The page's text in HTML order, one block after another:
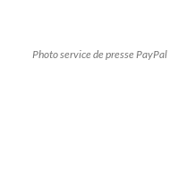
Photo service de presse PayPal